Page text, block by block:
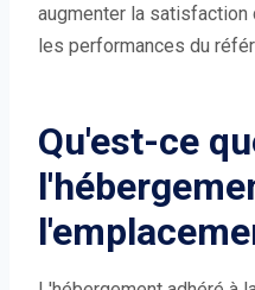
augmenter la
les performances du
Qu'est-ce